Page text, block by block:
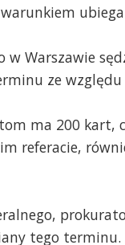
w Warszawie
ze
ma 200 kart,
referacie,
tego terminu.